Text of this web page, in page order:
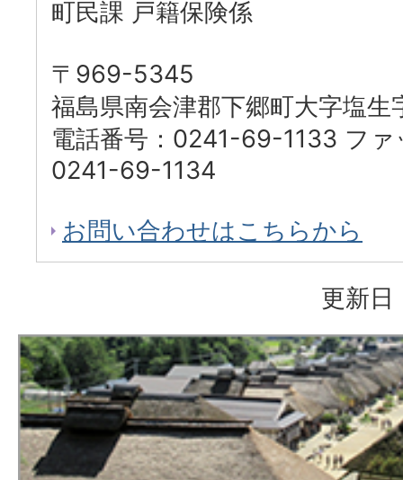
町民課 戸籍保険係
〒969-5345
福島県南会津郡下郷町大字塩
電話番号：0241-69-1133 ファ
0241-69-1134
お問い合わせはこちらから
更新